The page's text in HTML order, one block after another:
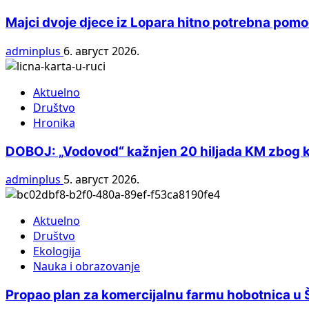
Majci dvoje djece iz Lopara hitno potrebna
adminplus 6. август 2026.
Aktuelno
Društvo
Hronika
DOBOJ: „Vodovod“ kažnjen 20 hiljada KM
adminplus 5. август 2026.
Aktuelno
Društvo
Ekologija
Nauka i obrazovanje
Propao plan za komercijalnu farmu hobotnica u